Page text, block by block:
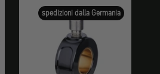
spedizioni dalla Germania